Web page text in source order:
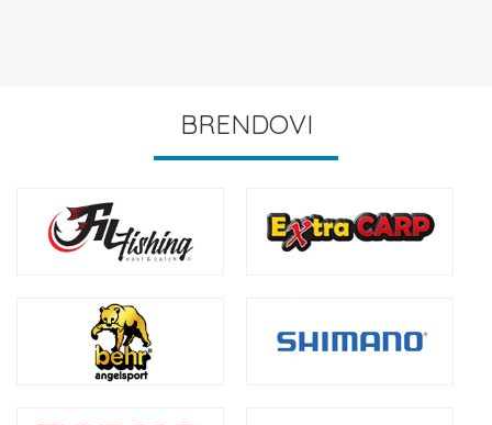
BRENDOVI